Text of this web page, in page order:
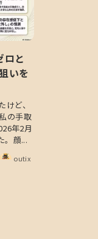
ロと
いを
けど、
の手取
年2月
。顔...
outix